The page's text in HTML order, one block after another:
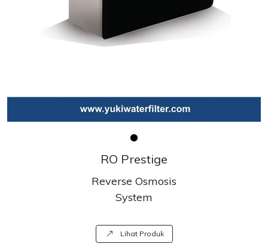
RO Prestige
Reverse Osmosis
System
Lihat Produk